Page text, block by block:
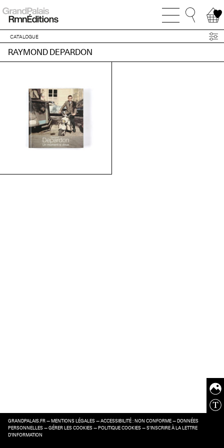
CATALOGUE
RAYMOND DEPARDON
GRANDPALAIS.FR — MENTIONS LÉGALES — ACCESSIBILITÉ : NON CONFORME — DONNÉES
PERSONNELLES — GÉRER LES COOKIES — POLITIQUE COOKIES — S’INSCRIRE À LA LETTRE
D’INFORMATION